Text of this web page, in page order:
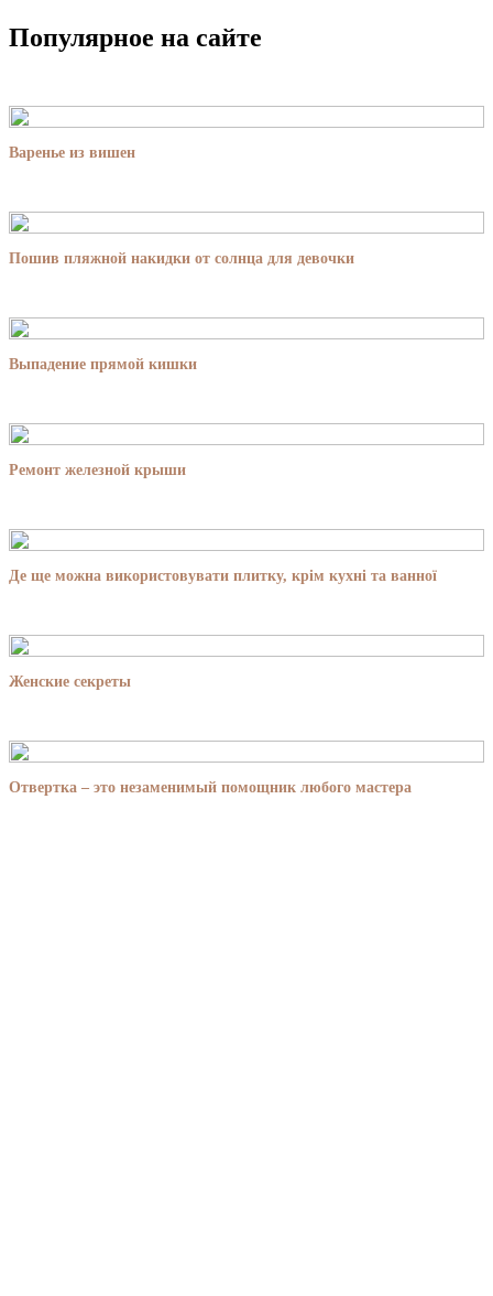
Популярное на сайте
Варенье из вишен
Пошив пляжной накидки от солнца для девочки
Выпадение прямой кишки
Ремонт железной крыши
Де ще можна використовувати плитку, крім кухні та ванної
Женские секреты
Отвертка – это незаменимый помощник любого мастера